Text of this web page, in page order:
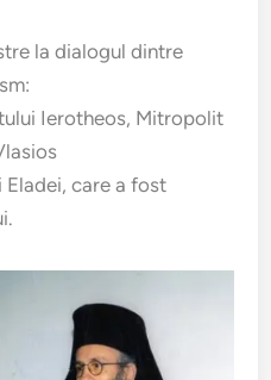
la dialogul dintre
Ierotheos, Mitropolit
care a fost